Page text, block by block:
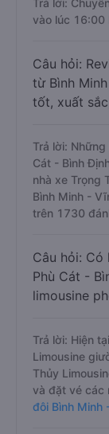
Trả lời:
vào lúc 16:00
Câu hỏi:
từ Bình
tốt, xuất
Trả lời:
Cát - Bình
nhà xe Trọng
Bình Minh -
trên 1730
Câu hỏi: Có
Phù Cát -
limousine
Trả lời: Hiện
Limousine
Thủy
và đặt vé các
đôi Bình Minh